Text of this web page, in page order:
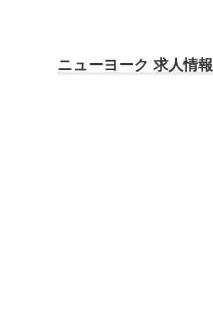
ニューヨーク 求人情報